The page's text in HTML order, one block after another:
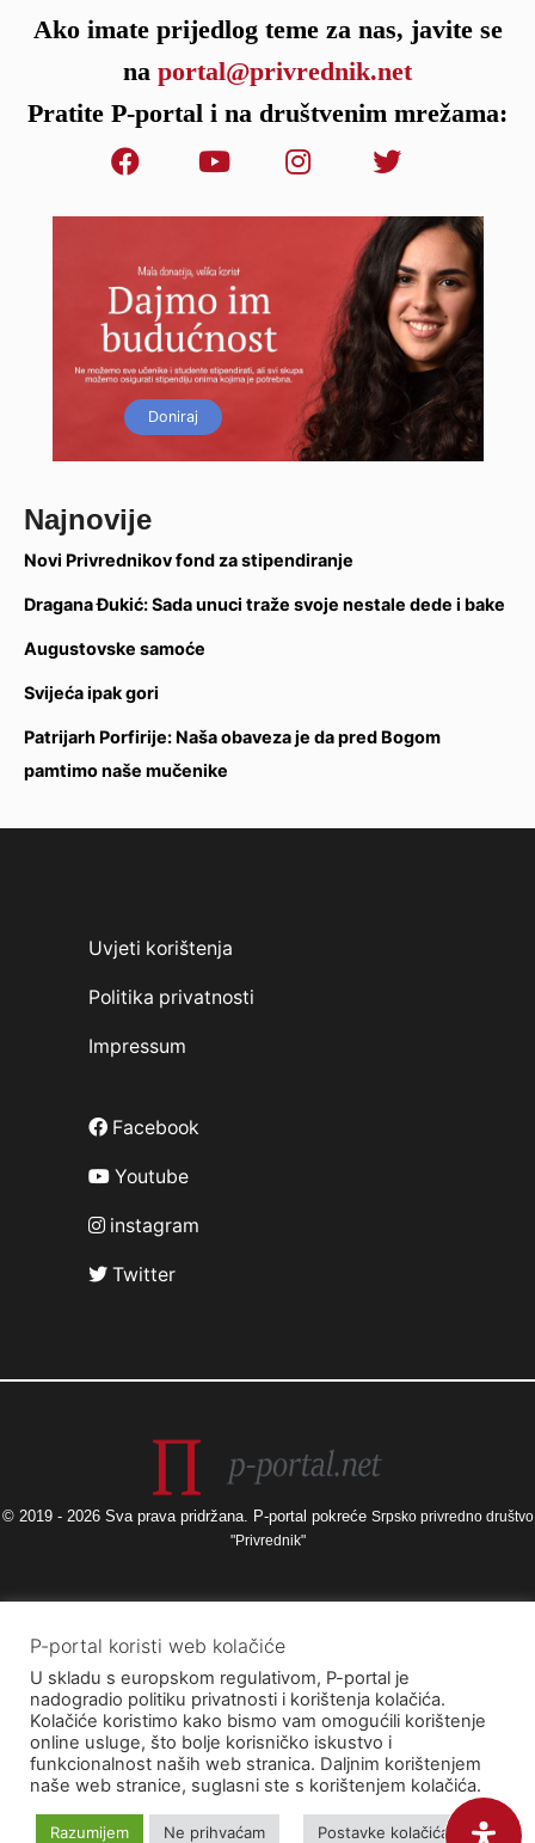
Ako imate prijedlog teme za nas, javite se
na portal@privrednik.net
Pratite P-portal i na društvenim mrežama:
Doniraj
Najnovije
Novi Privrednikov fond za stipendiranje
Dragana Đukić: Sada unuci traže svoje nestale dede i bake
Augustovske samoće
Svijeća ipak gori
Patrijarh Porfirije: Naša obaveza je da pred Bogom
pamtimo naše mučenike
Uvjeti korištenja
Politika privatnosti
Impressum
Facebook
Youtube
instagram
Twitter
© 2019 - 2026 Sva prava pridržana. P-portal pokreće Srpsko privredno društvo
"Privrednik"
Izneseni stavovi i mišljenja samo su autorova i ne odražavaju nužno
službena stajališta Europske unije ili Europske komisije, kao ni stajališta
Agencije za elektroničke medije ni Ministarstva kulture i medija. Europska
unija i Europska komisija, kao ni Agencija za elektroničke medije ni
Ministarstvo kulture i medija ne mogu se smatrati odgovornima za njih.
P-portal koristi web kolačiće
U skladu s europskom regulativom, P-portal je
nadogradio politiku privatnosti i korištenja kolačića.
Kolačiće koristimo kako bismo vam omogućili korištenje
online usluge, što bolje korisničko iskustvo i
funkcionalnost naših web stranica. Daljnim korištenjem
naše web stranice, suglasni ste s korištenjem kolačića.
Razumijem Ne prihvaćam Postavke kolačića